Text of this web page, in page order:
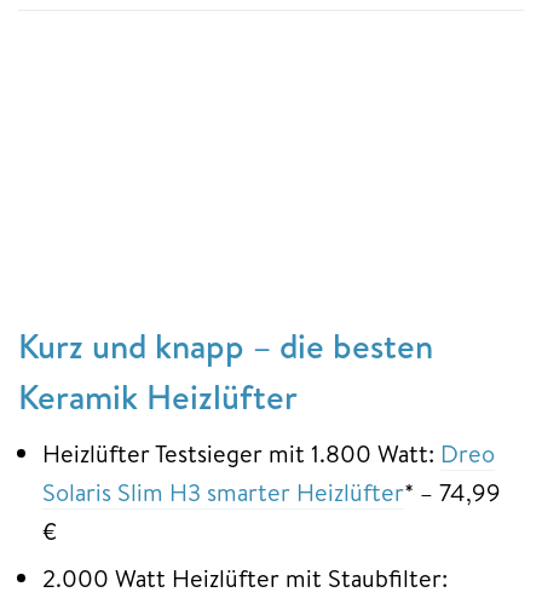
Kurz und knapp – die besten
Keramik Heizlüfter
Heizlüfter Testsieger mit 1.800 Watt: Dreo
Solaris Slim H3 smarter Heizlüfter* – 74,99
€
2.000 Watt Heizlüfter mit Staubfilter: